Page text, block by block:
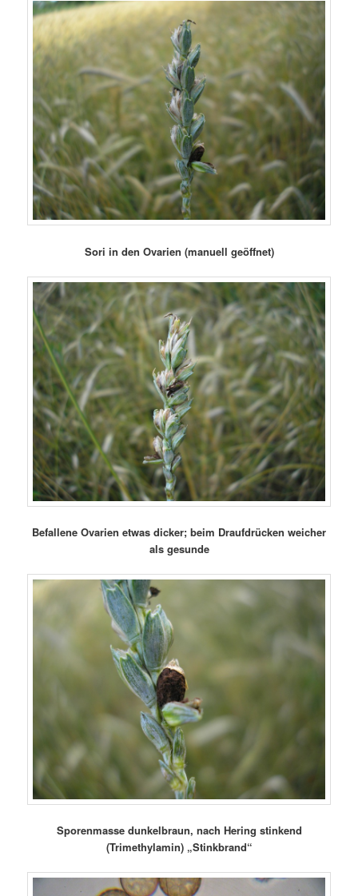
Sori in den Ovarien (manuell geöffnet)
Befallene Ovarien etwas dicker; beim Draufdrücken weicher
als gesunde
Sporenmasse dunkelbraun, nach Hering stinkend
(Trimethylamin) „Stinkbrand“